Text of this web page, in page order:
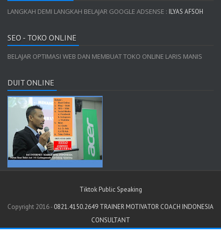
LANGKAH DEMI LANGKAH BELAJAR GOOGLE ADSENSE : ILYAS AFSOH
SEO - TOKO ONLINE
BELAJAR OPTIMASI WEB DAN MEMBUAT TOKO ONLINE LARIS MANIS
DUIT ONLINE
Tiktok Public Speaking
Copyright 2016 - 0821.4150.2649 TRAINER MOTIVATOR COACH INDONESIA
CONSULTANT